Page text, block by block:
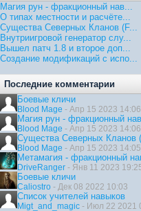
Магия рун - фракционный нав...
О типах местности и расчёте...
Существа Северных Кланов (F...
Внутриигровой генератор слу...
Вышел патч 1.8 и второе доп...
Создание модификаций с испо...
Последние комментарии
Боевые кличи
Blood Mage - Апр 15 2023 14:06
Магия рун - фракционный
Blood Mage - Апр 15 2023 14:06
Существа Северных Кланов
Blood Mage - Апр 15 2023 14:05
Метамагия - фракционный
DriveRanger - Янв 11 2023
Боевые кличи
Caliostro - Дек 08 2022 10:03
Список учителей навыков
Migt_and_magic - Июл 22 2021